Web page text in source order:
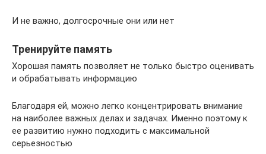
И не важно, долгосрочные они или нет
Тренируйте память
Хорошая память позволяет не только быстро оценивать
и обрабатывать информацию
Благодаря ей, можно легко концентрировать внимание
на наиболее важных делах и задачах. Именно поэтому к
ее развитию нужно подходить с максимальной
серьезностью